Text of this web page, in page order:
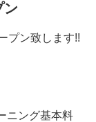
ン
プン致します!!
ニング基本料